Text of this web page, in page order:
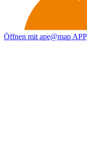
Öffnen mit ape@map APP